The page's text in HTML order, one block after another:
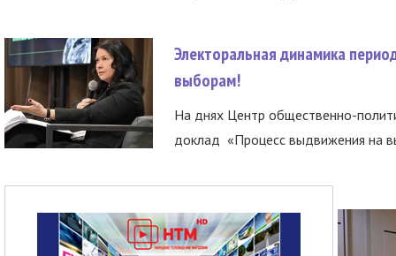
Электоральная динамика
выборам!
На днях Центр общественно-
доклад «Процесс выдвижения на